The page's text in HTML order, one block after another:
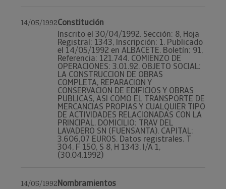
14/05/1992Constitución
Inscrito el 30/04/1992. Sección: 8, Hoja
Registral: 1343, Inscripción: 1. Publicado
el 14/05/1992 en ALBACETE. Boletín: 91,
Referencia: 121.744. COMIENZO DE
OPERACIONES: 3.01.92. OBJETO SOCIAL:
LA CONSTRUCCION DE OBRAS
COMPLETA, REPARACION Y
CONSERVACION DE EDIFICIOS Y OBRAS
PUBLICAS, ASI COMO EL TRANSPORTE DE
MERCANCIAS PROPIAS Y CUALQUIER TIPO
DE ACTIVIDADES RELACIONADAS CON LA
PRINCIPAL. DOMICILIO: TRAV DEL
LAVADERO SN (FUENSANTA). CAPITAL:
3.606,07 EUROS. Datos registrales. T
304, F 150, S 8, H 1343, I/A 1,
(30.04.1992)
14/05/1992Nombramientos